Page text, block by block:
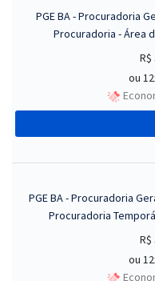
PGE BA - Procuradoria
Procuradoria - Área
R$
ou
PGE BA - Procuradoria
Procuradoria
R$
ou